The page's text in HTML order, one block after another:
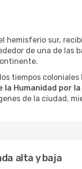
hemisferio sur,
de una de
tiempos
Humanidad por la
de la ciudad,
alta y baja